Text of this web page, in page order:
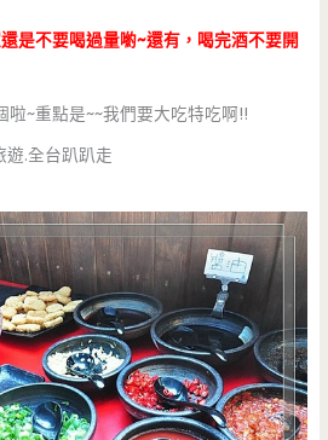
是不要喝過量喲~還有，喝完酒不要開
~重點是~~我們要大吃特吃啊!!